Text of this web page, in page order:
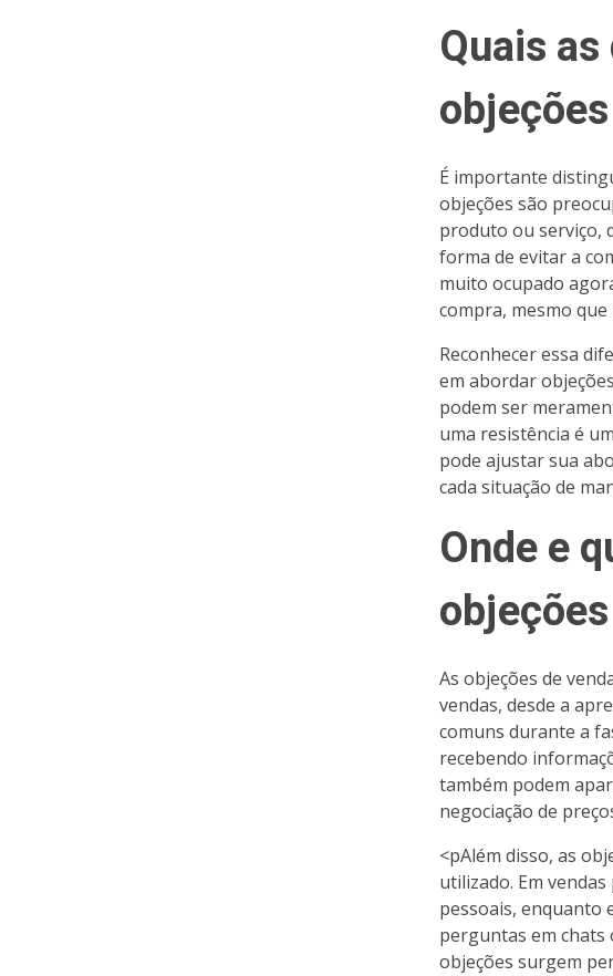
Quais
É importante
objeções são
produto ou serviço,
forma de evitar a
muito ocupado
compra, mesmo
Reconhecer essa
em abordar
podem ser
uma resistência é
pode ajustar sua
cada situação de
Onde e
As objeções de
vendas, desde a
comuns durante a
recebendo
também podem
negociação de
<pAlém disso, as
utilizado. Em
pessoais, enquanto
perguntas em chats
objeções surgem